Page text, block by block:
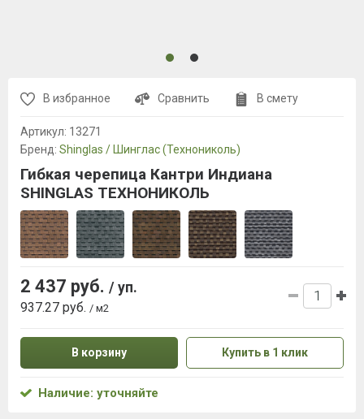
В избранное Сравнить В смету
Артикул: 13271
Бренд: Shinglas / Шинглас (Технониколь)
Гибкая черепица Кантри Индиана
SHINGLAS ТЕХНОНИКОЛЬ
2 437 руб. / уп.
937.27 руб. / м2
В корзину Купить в 1 клик
Наличие: уточняйте